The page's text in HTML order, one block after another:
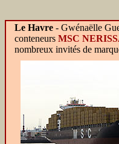
Le Havre - Gwénaëlle
conteneurs MSC
nombreux invités de